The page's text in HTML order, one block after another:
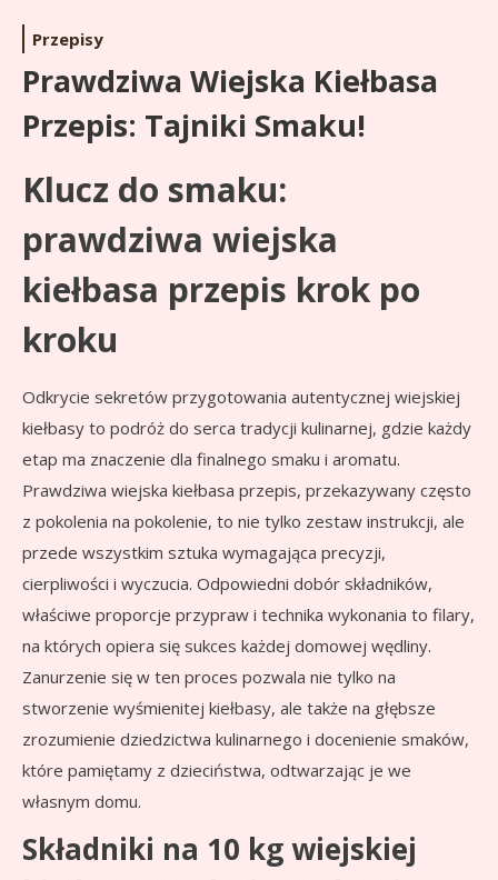
Przepisy
Prawdziwa Wiejska Kiełbasa
Przepis: Tajniki Smaku!
Klucz do smaku:
prawdziwa wiejska
kiełbasa przepis krok po
kroku
Odkrycie sekretów przygotowania autentycznej wiejskiej
kiełbasy to podróż do serca tradycji kulinarnej, gdzie każdy
etap ma znaczenie dla finalnego smaku i aromatu.
Prawdziwa wiejska kiełbasa przepis, przekazywany często
z pokolenia na pokolenie, to nie tylko zestaw instrukcji, ale
przede wszystkim sztuka wymagająca precyzji,
cierpliwości i wyczucia. Odpowiedni dobór składników,
właściwe proporcje przypraw i technika wykonania to filary,
na których opiera się sukces każdej domowej wędliny.
Zanurzenie się w ten proces pozwala nie tylko na
stworzenie wyśmienitej kiełbasy, ale także na głębsze
zrozumienie dziedzictwa kulinarnego i docenienie smaków,
które pamiętamy z dzieciństwa, odtwarzając je we
własnym domu.
Składniki na 10 kg wiejskiej